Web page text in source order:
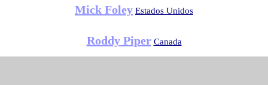
Mick Foley Estados Unidos
Roddy Piper Canada